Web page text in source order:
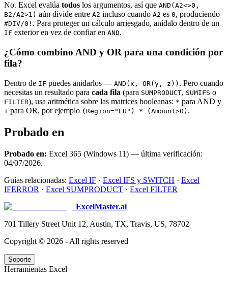
No. Excel evalúa todos los argumentos, así que AND(A2<>0,
B2/A2>1) aún divide entre A2 incluso cuando A2 es 0, produciendo
#DIV/0! . Para proteger un cálculo arriesgado, anídalo dentro de un
IF exterior en vez de confiar en AND.
¿Cómo combino AND y OR para una condición por
fila?
Dentro de IF puedes anidarlos — AND(x, OR(y, z)) . Pero cuando
necesitas un resultado para cada fila (para SUMPRODUCT, SUMIFS o
FILTER), usa aritmética sobre las matrices booleanas: * para AND y
+ para OR, por ejemplo (Region="EU") * (Amount>0) .
Probado en
Probado en: Excel 365 (Windows 11) — última verificación:
04/07/2026.
Guías relacionadas: Excel IF · Excel IFS y SWITCH · Excel
IFERROR · Excel SUMPRODUCT · Excel FILTER
ExcelMaster.ai
701 Tillery Street Unit 12, Austin, TX, Travis, US, 78702
Copyright © 2026 - All rights reserved
Soporte
Herramientas Excel